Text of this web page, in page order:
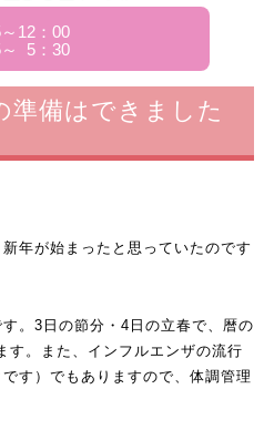
12：00
5：30
準備はできました
年が始まったと思っていたのです
。3日の節分・4日の立春で、暦の
す。また、インフルエンザの流行
す）でもありますので、体調管理